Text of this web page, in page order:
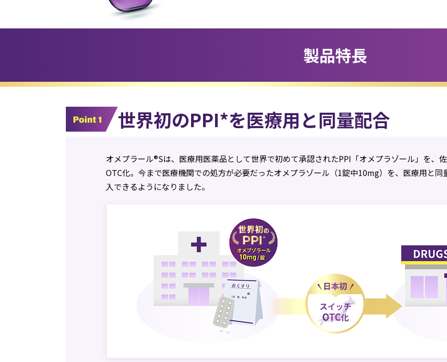
製品特長
世界初のPPI*を医療用と同量配合
オメプラール®Sは、医療用医薬品として世界で初めて承認されたPPI「オメプラゾール」を、
OTC化。今まで医療機関での処方が必要だったオメプラゾール（1錠中10mg）を、医療用と
入できるようになりました。